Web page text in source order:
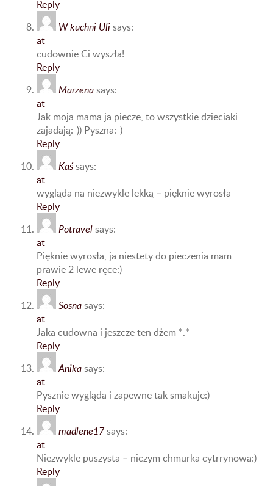
Reply
W kuchni Ulisays:
at
cudownie Ci wyszła!
Reply
Marzenasays:
at
Jak moja mama ja piecze, to wszystkie dzieciaki
zajadają:-)) Pyszna:-)
Reply
Kaśsays:
at
wygląda na niezwykle lekką – pięknie wyrosła
Reply
Potravelsays:
at
Pięknie wyrosła, ja niestety do pieczenia mam
prawie 2 lewe ręce:)
Reply
Sosnasays:
at
Jaka cudowna i jeszcze ten dżem *.*
Reply
Anikasays:
at
Pysznie wygląda i zapewne tak smakuje:)
Reply
madlene17says:
at
Niezwykle puszysta – niczym chmurka cytrrynowa:)
Reply